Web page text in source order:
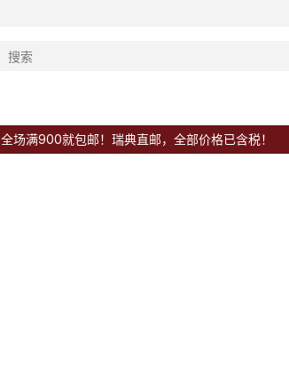
全场满900就包邮！瑞典直邮，全部价格已含税！